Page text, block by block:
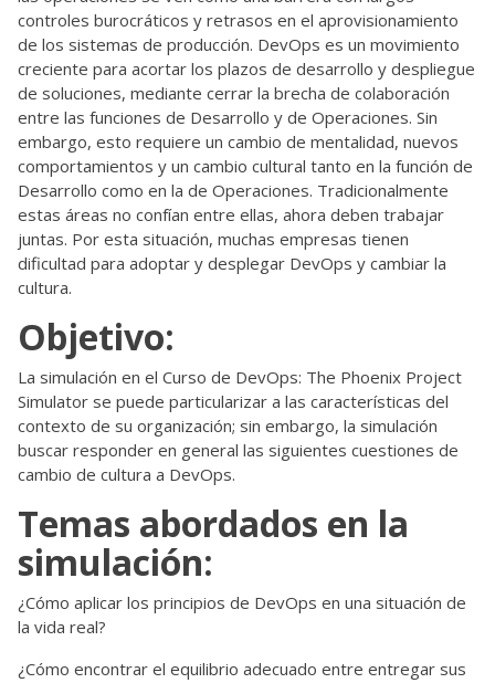
controles burocráticos y retrasos en el aprovisionamiento
de los sistemas de producción. DevOps es un movimiento
creciente para acortar los plazos de desarrollo y despliegue
de soluciones, mediante cerrar la brecha de colaboración
entre las funciones de Desarrollo y de Operaciones. Sin
embargo, esto requiere un cambio de mentalidad, nuevos
comportamientos y un cambio cultural tanto en la función de
Desarrollo como en la de Operaciones. Tradicionalmente
estas áreas no confían entre ellas, ahora deben trabajar
juntas. Por esta situación, muchas empresas tienen
dificultad para adoptar y desplegar DevOps y cambiar la
cultura.
Objetivo:
La simulación en el Curso de DevOps: The Phoenix Project
Simulator se puede particularizar a las características del
contexto de su organización; sin embargo, la simulación
buscar responder en general las siguientes cuestiones de
cambio de cultura a DevOps.
Temas abordados en la
simulación:
¿Cómo aplicar los principios de DevOps en una situación de
la vida real?
¿Cómo encontrar el equilibrio adecuado entre entregar sus